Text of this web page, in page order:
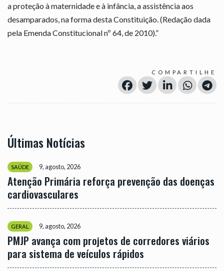
a proteção à maternidade e à infância, a assistência aos
desamparados, na forma desta Constituição. (Redação dada
pela Emenda Constitucional nº 64, de 2010).”
COMPARTILHE
Últimas Notícias
SAÚDE 9, agosto, 2026
Atenção Primária reforça prevenção das doenças
cardiovasculares
GERAL 9, agosto, 2026
PMJP avança com projetos de corredores viários
para sistema de veículos rápidos